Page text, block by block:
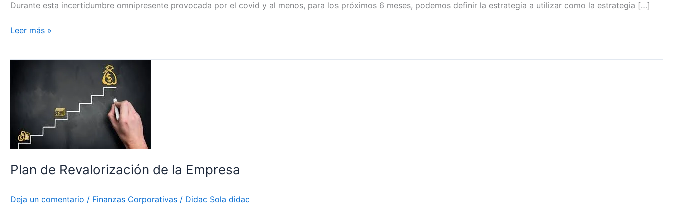
Durante esta incertidumbre omnipresente provocada por el covid y al menos, para los próximos 6 meses, podemos definir la estrategia a utilizar como la estrategia […]
Leer más »
Plan de Revalorización de la Empresa
Deja un comentario / Finanzas Corporativas / Didac Sola didac
Revalorización
Empresa